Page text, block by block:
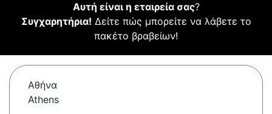
Αυτή είναι η εταιρεία σας?
Συγχαρητήρια! Δείτε πώς μπορείτε να λάβετε το
πακέτο βραβείων!
Αθήνα
Athens